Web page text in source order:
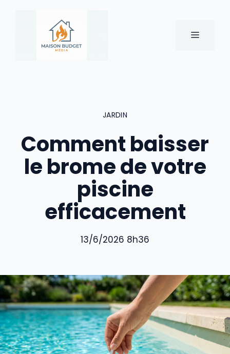
MENU
JARDIN
Comment baisser
le brome de votre
piscine
efficacement
13/6/2026 8h36